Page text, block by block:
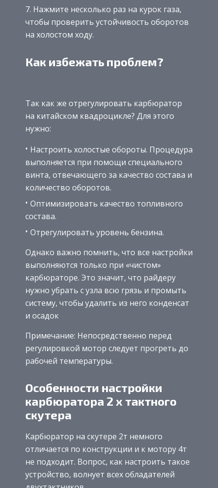
Нажмите несколько раз на курок газа,
чтобы проверить устойчивость оборотов
на холостом ходу.
Как избежать проблем?
Так как же отрегулировать карбюратор
на китайском квадроцикле? Для этого
нужно:
Настроить холостые обороты. Процедура
выполняется при помощи специального
винта, отвечающего за качество состава и
количество оборотов.
Оптимизировать качество топливного
состава.
Отрегулировать уровень бензина.
Однако важно помнить, что все настройки
выполняются только при «чистом»
карбюраторе. Это значит, что райдеру
нужно убрать с узла всю грязь и промыть
систему, чтобы удалить из него конденсат
и осадок
Примечание: Непосредственно перед
регулировкой мотор следует прогреть до
рабочей температуры.
Особенности настройки
карбюратора 2 х тактного
скутера
Карбюратор на скутере 2т немного
отличается по конструкции и к мотору 4т
не подходит. Вопрос, как настроить такое
устройство, волнует всех обладателей